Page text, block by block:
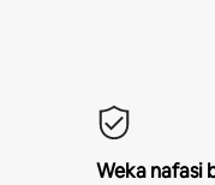
Weka nafasi